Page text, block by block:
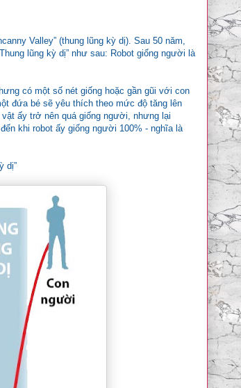
Valley” (thung lũng kỳ dị). Sau 50 năm,
lũng kỳ dị” như sau: Robot giống người là
có một số nét giống hoặc gần gũi với con
đứa bé sẽ yêu thích theo mức độ tăng lên
ấy trở nên quá giống người, nhưng lại
khi robot ấy giống người 100% - nghĩa là
dị”